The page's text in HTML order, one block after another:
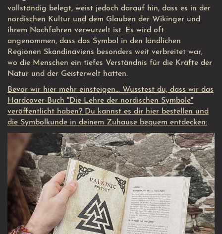
vollständig belegt, weist jedoch darauf hin, dass es in der
nordischen Kultur und dem Glauben der Wikinger und
ihrem Nachfahren verwurzelt ist. Es wird oft
angenommen, dass das Symbol in den ländlichen
Regionen Skandinaviens besonders weit verbreitet war,
wo die Menschen ein tiefes Verständnis für die Kräfte der
Natur und der Geisterwelt hatten.
Bevor wir hier mehr einsteigen... Wusstest du, dass wir das
Hardcover-Buch "Die Lehre der nordischen Symbole"
veröffentlicht haben? Du kannst es dir hier bestellen und
die Symbolkunde in deinem Zuhause bequem entdecken: